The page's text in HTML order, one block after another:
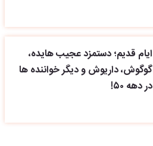
ایام قدیم؛ دستمزد عجیب هایده،
گوگوش، داریوش و دیگر خواننده ها
در دهه ۵۰!